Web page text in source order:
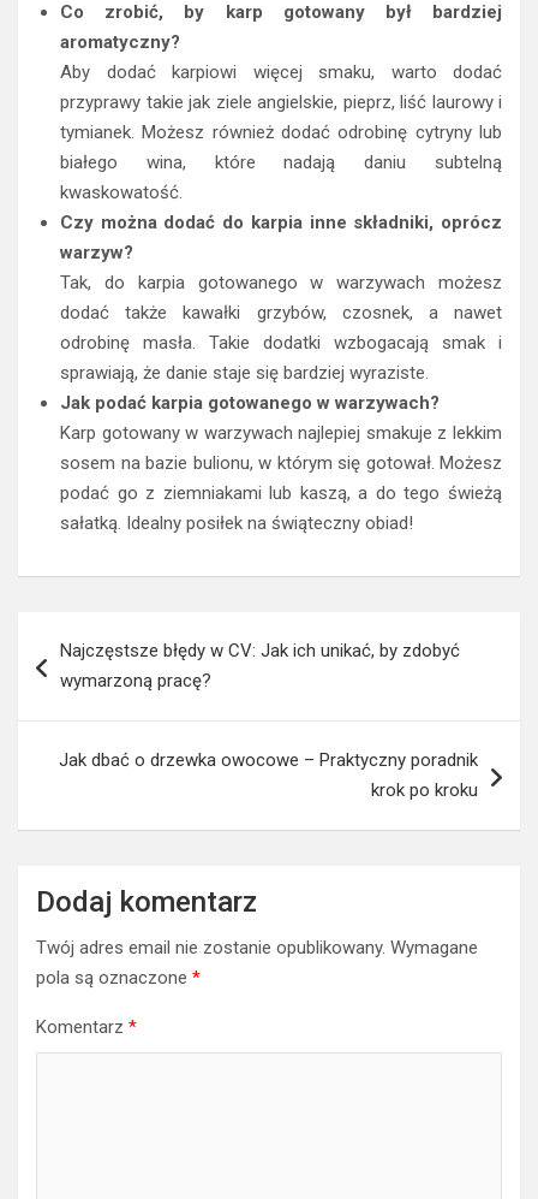
Co zrobić, by karp gotowany był bardziej
aromatyczny?
Aby dodać karpiowi więcej smaku, warto dodać
przyprawy takie jak ziele angielskie, pieprz, liść laurowy i
tymianek. Możesz również dodać odrobinę cytryny lub
białego wina, które nadają daniu subtelną
kwaskowatość.
Czy można dodać do karpia inne składniki, oprócz
warzyw?
Tak, do karpia gotowanego w warzywach możesz
dodać także kawałki grzybów, czosnek, a nawet
odrobinę masła. Takie dodatki wzbogacają smak i
sprawiają, że danie staje się bardziej wyraziste.
Jak podać karpia gotowanego w warzywach?
Karp gotowany w warzywach najlepiej smakuje z lekkim
sosem na bazie bulionu, w którym się gotował. Możesz
podać go z ziemniakami lub kaszą, a do tego świeżą
sałatką. Idealny posiłek na świąteczny obiad!
wpisu
Najczęstsze błędy w CV: Jak ich unikać, by zdobyć
wymarzoną pracę?
Jak dbać o drzewka owocowe – Praktyczny poradnik
krok po kroku
Dodaj komentarz
Twój adres email nie zostanie opublikowany. Wymagane
pola są oznaczone *
Komentarz *